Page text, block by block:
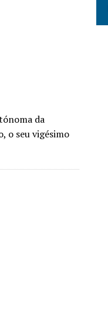
da
o seu vigésimo